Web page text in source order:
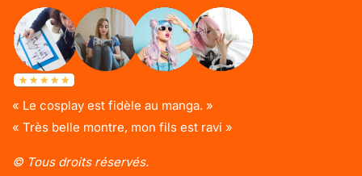
« Le cosplay est fidèle au manga. »
« Très belle montre, mon fils est ravi »
© Tous droits réservés.